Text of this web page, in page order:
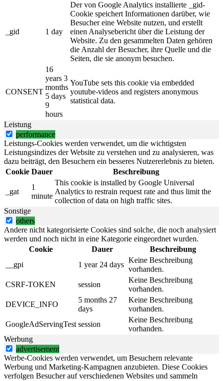
_gid 1 day
Der von Google Analytics installierte _gid-
Cookie speichert Informationen darüber, wie
Besucher eine Website nutzen, und erstellt
einen Analysebericht über die Leistung der
Website. Zu den gesammelten Daten gehören
die Anzahl der Besucher, ihre Quelle und die
Seiten, die sie anonym besuchen.
CONSENT
16
years 3
months
5 days
9
hours
YouTube sets this cookie via embedded
youtube-videos and registers anonymous
statistical data.
Leistung
performance
Leistungs-Cookies werden verwendet, um die wichtigsten
Leistungsindizes der Website zu verstehen und zu analysieren, was
dazu beiträgt, den Besuchern ein besseres Nutzererlebnis zu bieten.
Cookie Dauer Beschreibung
_gat
1
minute
This cookie is installed by Google Universal
Analytics to restrain request rate and thus limit the
collection of data on high traffic sites.
Sonstige
others
Andere nicht kategorisierte Cookies sind solche, die noch analysiert
werden und noch nicht in eine Kategorie eingeordnet wurden.
Cookie
Dauer
Beschreibung
__gpi
1 year 24 days
Keine Beschreibung
vorhanden.
CSRF-TOKEN
session
Keine Beschreibung
vorhanden.
DEVICE_INFO
5 months 27
days
Keine Beschreibung
vorhanden.
GoogleAdServingTest session
Keine Beschreibung
vorhanden.
Werbung
advertisement
Werbe-Cookies werden verwendet, um Besuchern relevante
Werbung und Marketing-Kampagnen anzubieten. Diese Cookies
verfolgen Besucher auf verschiedenen Websites und sammeln